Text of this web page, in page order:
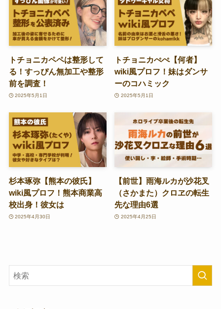
トチョニカペペは整形して
る！すっぴん無加工や整形
前を調査！
2025年5月1日
トチョニカぺぺ【何者】
wiki風プロフ！妹はダンサ
ーのコハミック
2025年5月1日
杉本琢弥【熊本の彼氏】
wiki風プロフ！熊本商業高
校出身！彼女は
2025年4月30日
【前世】雨海ルカが沙花叉
（さかまた）クロヱの転生
先な理由6選
2025年4月25日